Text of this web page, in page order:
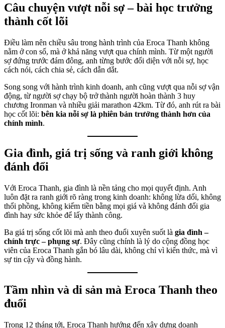
Câu chuyện vượt nỗi sợ – bài học trưởng
thành cốt lõi
Điều làm nên chiều sâu trong hành trình của Eroca Thanh không
nằm ở con số, mà ở khả năng vượt qua chính mình. Từ một người
sợ đứng trước đám đông, anh từng bước đối diện với nỗi sợ, học
cách nói, cách chia sẻ, cách dẫn dắt.
Song song với hành trình kinh doanh, anh cũng vượt qua nỗi sợ vận
động, từ người sợ chạy bộ trở thành người hoàn thành 3 huy
chương Ironman và nhiều giải marathon 42km. Từ đó, anh rút ra bài
học cốt lõi: bên kia nỗi sợ là phiên bản trưởng thành hơn của
chính mình.
Gia đình, giá trị sống và ranh giới không
đánh đổi
Với Eroca Thanh, gia đình là nền tảng cho mọi quyết định. Anh
luôn đặt ra ranh giới rõ ràng trong kinh doanh: không lừa dối, không
thổi phồng, không kiếm tiền bằng mọi giá và không đánh đổi gia
đình hay sức khỏe để lấy thành công.
Ba giá trị sống cốt lõi mà anh theo đuổi xuyên suốt là gia đình –
chính trực – phụng sự. Đây cũng chính là lý do cộng đồng học
viên của Eroca Thanh gắn bó lâu dài, không chỉ vì kiến thức, mà vì
sự tin cậy và đồng hành.
Tầm nhìn và di sản mà Eroca Thanh theo
đuổi
Trong 12 tháng tới, Eroca Thanh hướng đến xây dựng doanh